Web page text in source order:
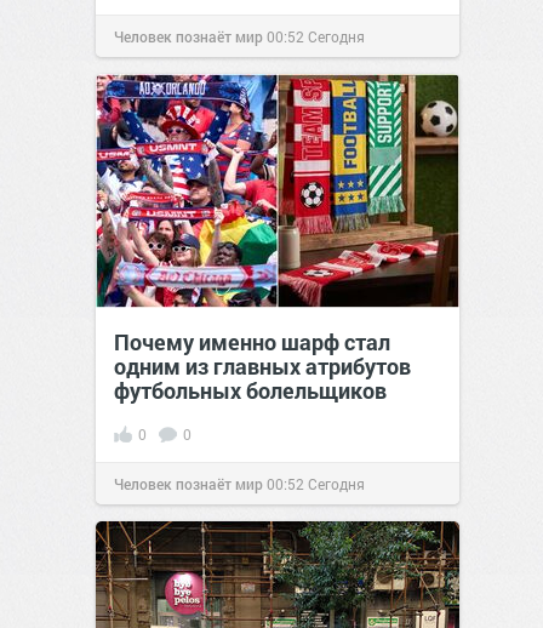
Человек познаёт мир00:52 Сегодня
Почему именно шарф стал
одним из главных атрибутов
футбольных болельщиков
0 0
Человек познаёт мир00:52 Сегодня